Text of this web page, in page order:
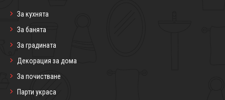
За кухнята
За банята
За градината
Декорация за дома
За почистване
Парти украса